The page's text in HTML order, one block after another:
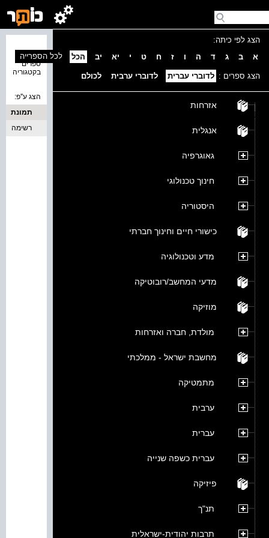
הצג לפי כיתה:
א
ב ג ד ה ו ז ח ט י יא יב הכל
הצג ספרים : לדוברי עברית לדוברי ערבית לכולם
אזרחות
אנגלית
גאוגרפיה
חינוך טכנולוגי
היסטוריה
כישורי חיים וחינוך חברתי
מדע וטכנולוגיה
מדעי המחשב/רובוטיקה
מוזיקה
מולדת, חברה ואזרחות
מחשבת ישראל - ממלכתי
מתמטיקה
ערבית
עברית
עברית כשפה שנייה
פיזיקה
תנ"ך
תרבות יהודית-ישראלית
ספרים
בקטגוריה
לכל הספרייה
הצג ע''פ:
תמונת
כריכה
רשימה